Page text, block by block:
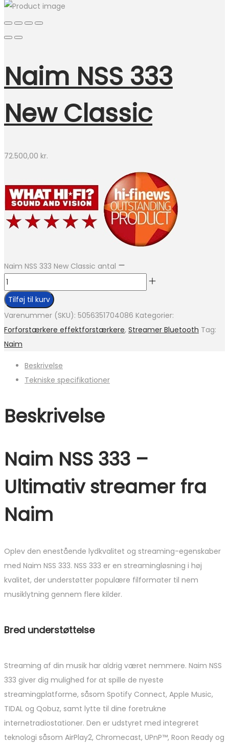
Naim NSS 333
New Classic
72.500,00 kr.
Naim NSS 333 New Classic antal
Tilføj til kurv
Varenummer (SKU): 5056351704086 Kategorier:
Forforstærkere effektforstærkere, Streamer Bluetooth Tag:
Naim
Beskrivelse
Tekniske specifikationer
Beskrivelse
Naim NSS 333 –
Ultimativ streamer fra
Naim
Oplev den enestående lydkvalitet og streaming-egenskaber
med Naim NSS 333. NSS 333 er en streamingløsning i høj
kvalitet, der understøtter populære filformater til nem
musiklytning gennem flere kilder.
Bred understøttelse
Streaming af din musik har aldrig været nemmere. Naim NSS
333 giver dig mulighed for at spille de nyeste
streamingplatforme, såsom Spotify Connect, Apple Music,
TIDAL og Qobuz, samt lytte til dine foretrukne
internetradiostationer. Den er udstyret med integreret
teknologi såsom AirPlay2, Chromecast, UPnP™, Roon Ready og